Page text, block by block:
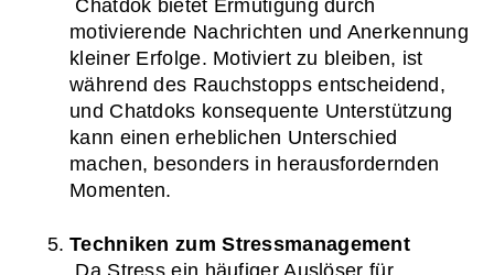
motivierende Nachrichten und Anerkennung
kleiner Erfolge. Motiviert zu bleiben, ist
während des Rauchstopps entscheidend,
und Chatdoks konsequente Unterstützung
kann einen erheblichen Unterschied
machen, besonders in herausfordernden
Momenten.
Techniken zum Stressmanagement